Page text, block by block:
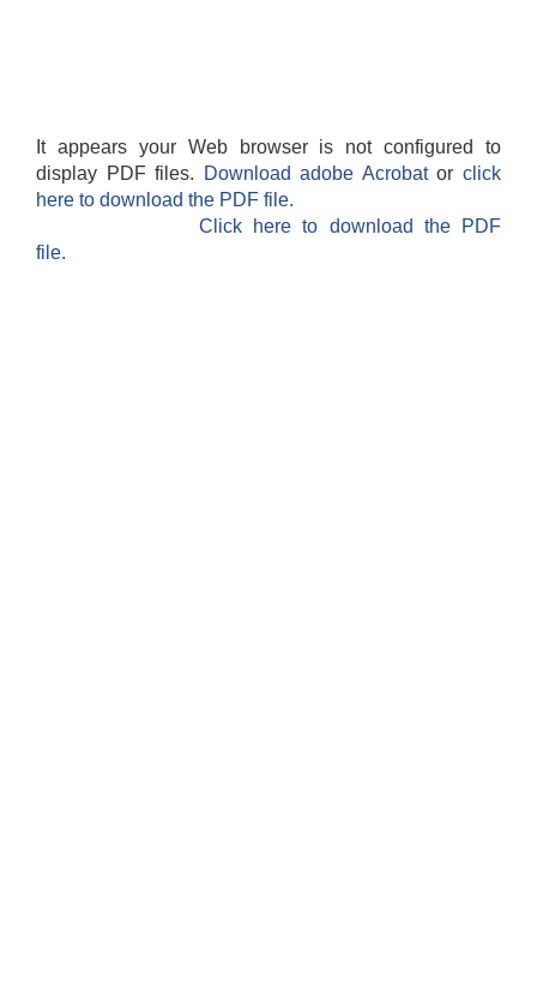
It appears your Web browser is not configured to
display PDF files.
Download adobe Acrobatorclick
here to download the PDF file.
Click here to download the PDF
file.